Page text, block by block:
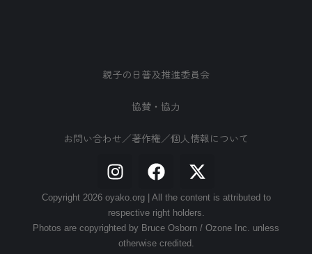
親子の日普及推進委員会
協賛・協力
お問い合わせ／著作権／個人情報について
Copyright 2026 oyako.org | All the content is attributed to
respective right holders.
Photos are copyrighted by Bruce Osborn / Ozone Inc. unless
otherwise credited.